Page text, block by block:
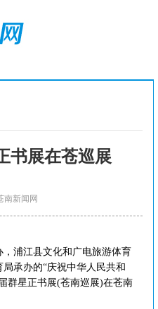
书展在苍巡展
南新闻网
浦江县文化和广电旅游体育
承办的“庆祝中华人民共和
群星正书展(苍南巡展)在苍南